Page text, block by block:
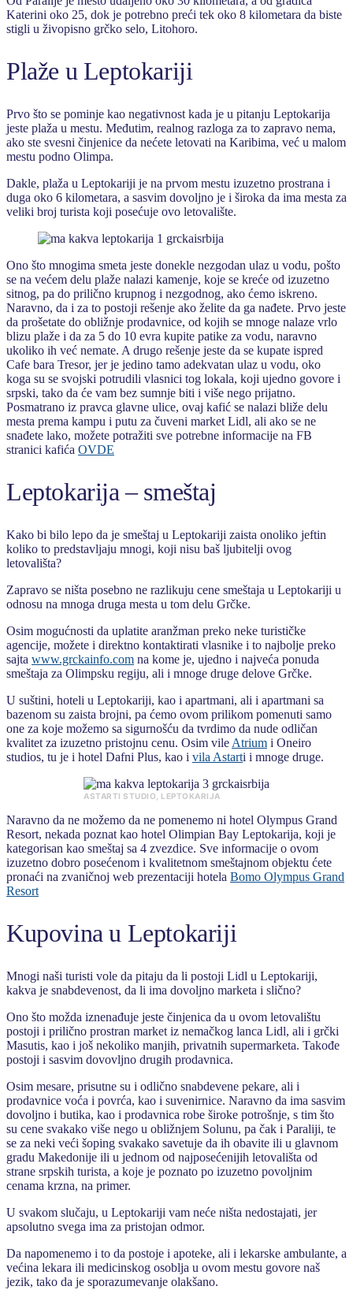
Katerini oko 25, dok je potrebno preći tek oko 8 kilometara da biste
stigli u živopisno grčko selo, Litohoro.
Plaže u Leptokariji
Prvo što se pominje kao negativnost kada je u pitanju Leptokarija
jeste plaža u mestu. Međutim, realnog razloga za to zapravo nema,
ako ste svesni činjenice da nećete letovati na Karibima, već u malom
mestu podno Olimpa.
Dakle, plaža u Leptokariji je na prvom mestu izuzetno prostrana i
duga oko 6 kilometara, a sasvim dovoljno je i široka da ima mesta za
veliki broj turista koji posećuje ovo letovalište.
Ono što mnogima smeta jeste donekle nezgodan ulaz u vodu, pošto
se na većem delu plaže nalazi kamenje, koje se kreće od izuzetno
sitnog, pa do prilično krupnog i nezgodnog, ako ćemo iskreno.
Naravno, da i za to postoji rešenje ako želite da ga nađete. Prvo jeste
da prošetate do obližnje prodavnice, od kojih se mnoge nalaze vrlo
blizu plaže i da za 5 do 10 evra kupite patike za vodu, naravno
ukoliko ih već nemate. A drugo rešenje jeste da se kupate ispred
Cafe bara Tresor, jer je jedino tamo adekvatan ulaz u vodu, oko
koga su se svojski potrudili vlasnici tog lokala, koji ujedno govore i
srpski, tako da će vam bez sumnje biti i više nego prijatno.
Posmatrano iz pravca glavne ulice, ovaj kafić se nalazi bliže delu
mesta prema kampu i putu za čuveni market Lidl, ali ako se ne
snađete lako, možete potražiti sve potrebne informacije na FB
stranici kafića OVDE
Leptokarija – smeštaj
Kako bi bilo lepo da je smeštaj u Leptokariji zaista onoliko jeftin
koliko to predstavljaju mnogi, koji nisu baš ljubitelji ovog
letovališta?
Zapravo se ništa posebno ne razlikuju cene smeštaja u Leptokariji u
odnosu na mnoga druga mesta u tom delu Grčke.
Osim mogućnosti da uplatite aranžman preko neke turističke
agencije, možete i direktno kontaktirati vlasnike i to najbolje preko
sajta www.grckainfo.com na kome je, ujedno i najveća ponuda
smeštaja za Olimpsku regiju, ali i mnoge druge delove Grčke.
U suštini, hoteli u Leptokariji, kao i apartmani, ali i apartmani sa
bazenom su zaista brojni, pa ćemo ovom prilikom pomenuti samo
one za koje možemo sa sigurnošću da tvrdimo da nude odličan
kvalitet za izuzetno pristojnu cenu. Osim vile Atrium i Oneiro
studios, tu je i hotel Dafni Plus, kao i vila Astarti i mnoge druge.
ASTARTI STUDIO, LEPTOKARIJA
Naravno da ne možemo da ne pomenemo ni hotel Olympus Grand
Resort, nekada poznat kao hotel Olimpian Bay Leptokarija, koji je
kategorisan kao smeštaj sa 4 zvezdice. Sve informacije o ovom
izuzetno dobro posećenom i kvalitetnom smeštajnom objektu ćete
pronaći na zvaničnoj web prezentaciji hotela Bomo Olympus Grand
Resort
Kupovina u Leptokariji
Mnogi naši turisti vole da pitaju da li postoji Lidl u Leptokariji,
kakva je snabdevenost, da li ima dovoljno marketa i slično?
Ono što možda iznenađuje jeste činjenica da u ovom letovalištu
postoji i prilično prostran market iz nemačkog lanca Lidl, ali i grčki
Masutis, kao i još nekoliko manjih, privatnih supermarketa. Takođe
postoji i sasvim dovovljno drugih prodavnica.
Osim mesare, prisutne su i odlično snabdevene pekare, ali i
prodavnice voća i povrća, kao i suvenirnice. Naravno da ima sasvim
dovoljno i butika, kao i prodavnica robe široke potrošnje, s tim što
su cene svakako više nego u obližnjem Solunu, pa čak i Paraliji, te
se za neki veći šoping svakako savetuje da ih obavite ili u glavnom
gradu Makedonije ili u jednom od najposećenijih letovališta od
strane srpskih turista, a koje je poznato po izuzetno povoljnim
cenama krzna, na primer.
U svakom slučaju, u Leptokariji vam neće ništa nedostajati, jer
apsolutno svega ima za pristojan odmor.
Da napomenemo i to da postoje i apoteke, ali i lekarske ambulante, a
većina lekara ili medicinskog osoblja u ovom mestu govore naš
jezik, tako da je sporazumevanje olakšano.